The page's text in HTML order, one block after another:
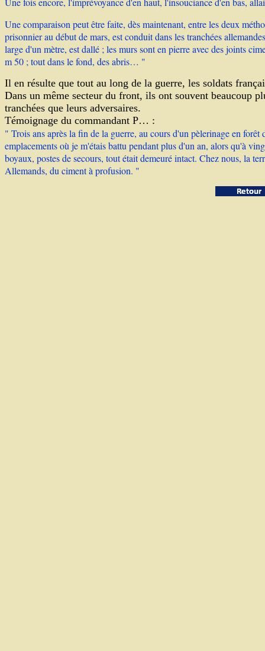
Une comparaison peut être faite, dès maintenant, entre les deux
prisonnier au début de mars, est conduit dans les tranchées
large d'un mètre, est dallé ; les murs sont en pierre avec des joints
m 50 ; tout dans le fond, des abris… "
Il en résulte que tout au long de la guerre, les soldats
Dans un même secteur du front, ils ont souvent beaucoup
tranchées que leurs adversaires.
Témoignage du commandant P… :
" Trois ans après la fin de la guerre, au cours d'un pèlerinage en
emplacements où je m'étais battu pendant plus d'un an, alors qu'à
boyaux, postes de secours, tout était demeuré intact. Chez nous, la
Allemands, du ciment à profusion. "